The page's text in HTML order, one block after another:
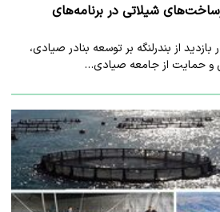
شیلاتی در برنامه‌های
از بندرلنگه بر توسعه بنادر صیادی،
و حمایت از جامعه صیادی…